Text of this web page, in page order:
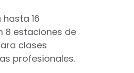
16
8 estaciones de
clases
profesionales.